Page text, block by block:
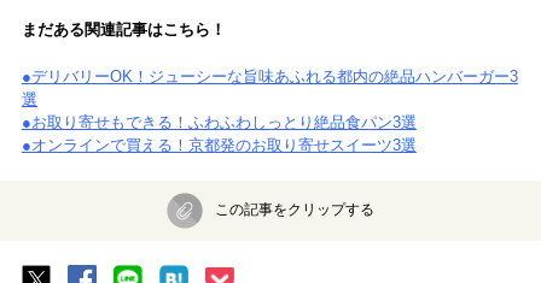
まだある関連記事はこちら！
●デリバリーOK！ジューシーな旨味あふれる都内の絶品ハンバーガー3
選
●お取り寄せもできる！ふわふわしっとり絶品食パン3選
●オンラインで買える！京都発のお取り寄せスイーツ3選
この記事をクリップする